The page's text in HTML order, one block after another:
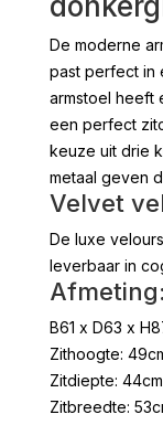
De moderne
past perfect in
armstoel heeft
een perfect
keuze uit drie
metaal geven
Velvet
De luxe
leverbaar in
Afmeting:
B61 x D63 x
Zithoogte:
Zitdiepte: 44cm
Zitbreedte: